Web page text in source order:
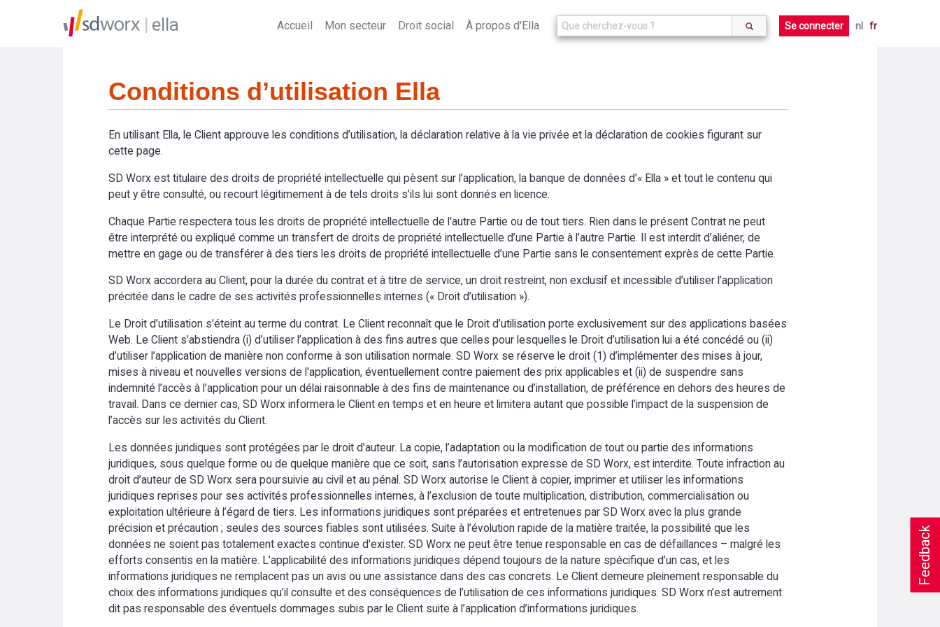
Feedback
ella Accueil Mon secteur Droit social À propos d'Ella Se connecter nl fr
Conditions d’utilisation Ella
En utilisant Ella, le Client approuve les conditions d’utilisation, la déclaration relative à la vie privée et la déclaration de cookies figurant sur
cette page.
SD Worx est titulaire des droits de propriété intellectuelle qui pèsent sur l’application, la banque de données d'« Ella » et tout le contenu qui
peut y être consulté, ou recourt légitimement à de tels droits s’ils lui sont donnés en licence.
Chaque Partie respectera tous les droits de propriété intellectuelle de l'autre Partie ou de tout tiers. Rien dans le présent Contrat ne peut
être interprété ou expliqué comme un transfert de droits de propriété intellectuelle d’une Partie à l’autre Partie. Il est interdit d’aliéner, de
mettre en gage ou de transférer à des tiers les droits de propriété intellectuelle d’une Partie sans le consentement exprès de cette Partie.
SD Worx accordera au Client, pour la durée du contrat et à titre de service, un droit restreint, non exclusif et incessible d’utiliser l’application
précitée dans le cadre de ses activités professionnelles internes (« Droit d’utilisation »).
Le Droit d’utilisation s’éteint au terme du contrat. Le Client reconnaît que le Droit d’utilisation porte exclusivement sur des applications basées
Web. Le Client s’abstiendra (i) d’utiliser l’application à des fins autres que celles pour lesquelles le Droit d’utilisation lui a été concédé ou (ii)
d’utiliser l’application de manière non conforme à son utilisation normale. SD Worx se réserve le droit (1) d’implémenter des mises à jour,
mises à niveau et nouvelles versions de l'application, éventuellement contre paiement des prix applicables et (ii) de suspendre sans
indemnité l’accès à l’application pour un délai raisonnable à des fins de maintenance ou d’installation, de préférence en dehors des heures de
travail. Dans ce dernier cas, SD Worx informera le Client en temps et en heure et limitera autant que possible l’impact de la suspension de
l’accès sur les activités du Client.
Les données juridiques sont protégées par le droit d’auteur. La copie, l’adaptation ou la modification de tout ou partie des informations
juridiques, sous quelque forme ou de quelque manière que ce soit, sans l’autorisation expresse de SD Worx, est interdite. Toute infraction au
droit d’auteur de SD Worx sera poursuivie au civil et au pénal. SD Worx autorise le Client à copier, imprimer et utiliser les informations
juridiques reprises pour ses activités professionnelles internes, à l’exclusion de toute multiplication, distribution, commercialisation ou
exploitation ultérieure à l’égard de tiers. Les informations juridiques sont préparées et entretenues par SD Worx avec la plus grande
précision et précaution ; seules des sources fiables sont utilisées. Suite à l’évolution rapide de la matière traitée, la possibilité que les
données ne soient pas totalement exactes continue d'exister. SD Worx ne peut être tenue responsable en cas de défaillances – malgré les
efforts consentis en la matière. L’applicabilité des informations juridiques dépend toujours de la nature spécifique d’un cas, et les
informations juridiques ne remplacent pas un avis ou une assistance dans des cas concrets. Le Client demeure pleinement responsable du
choix des informations juridiques qu’il consulte et des conséquences de l’utilisation de ces informations juridiques. SD Worx n’est autrement
dit pas responsable des éventuels dommages subis par le Client suite à l’application d’informations juridiques.